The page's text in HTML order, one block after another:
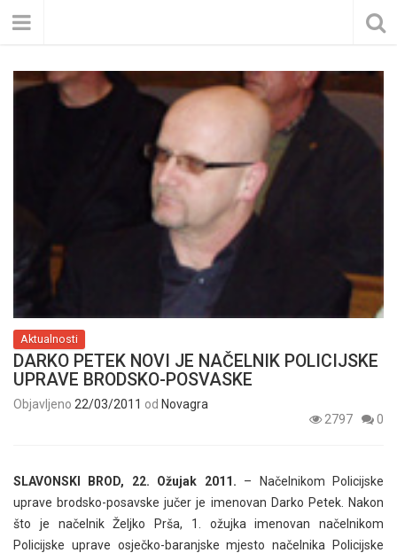
Aktualnosti
DARKO PETEK NOVI JE NAČELNIK POLICIJSKE
UPRAVE BRODSKO-POSVASKE
Objavljeno 22/03/2011 od Novagra
2797
0
SLAVONSKI BROD, 22. Ožujak 2011. – Načelnikom Policijske
uprave brodsko-posavske jučer je imenovan Darko Petek. Nakon
što je načelnik Željko Prša, 1. ožujka imenovan načelnikom
Policijske uprave osječko-baranjske mjesto načelnika Policijske